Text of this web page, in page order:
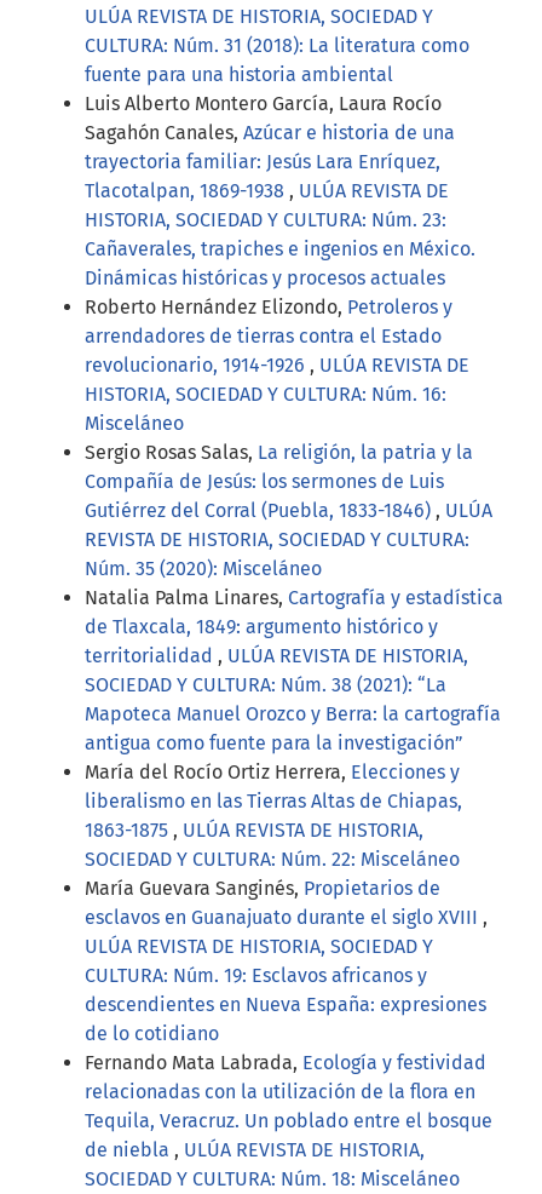
ULÚA REVISTA DE HISTORIA, SOCIEDAD Y
CULTURA: Núm. 31 (2018): La literatura como
fuente para una historia ambiental
Luis Alberto Montero García, Laura Rocío
Sagahón Canales, Azúcar e historia de una
trayectoria familiar: Jesús Lara Enríquez,
Tlacotalpan, 1869-1938 , ULÚA REVISTA DE
HISTORIA, SOCIEDAD Y CULTURA: Núm. 23:
Cañaverales, trapiches e ingenios en México.
Dinámicas históricas y procesos actuales
Roberto Hernández Elizondo, Petroleros y
arrendadores de tierras contra el Estado
revolucionario, 1914-1926 , ULÚA REVISTA DE
HISTORIA, SOCIEDAD Y CULTURA: Núm. 16:
Misceláneo
Sergio Rosas Salas, La religión, la patria y la
Compañía de Jesús: los sermones de Luis
Gutiérrez del Corral (Puebla, 1833-1846) , ULÚA
REVISTA DE HISTORIA, SOCIEDAD Y CULTURA:
Núm. 35 (2020): Misceláneo
Natalia Palma Linares, Cartografía y estadística
de Tlaxcala, 1849: argumento histórico y
territorialidad , ULÚA REVISTA DE HISTORIA,
SOCIEDAD Y CULTURA: Núm. 38 (2021): “La
Mapoteca Manuel Orozco y Berra: la cartografía
antigua como fuente para la investigación”
María del Rocío Ortiz Herrera, Elecciones y
liberalismo en las Tierras Altas de Chiapas,
1863-1875 , ULÚA REVISTA DE HISTORIA,
SOCIEDAD Y CULTURA: Núm. 22: Misceláneo
María Guevara Sanginés, Propietarios de
esclavos en Guanajuato durante el siglo XVIII ,
ULÚA REVISTA DE HISTORIA, SOCIEDAD Y
CULTURA: Núm. 19: Esclavos africanos y
descendientes en Nueva España: expresiones
de lo cotidiano
Fernando Mata Labrada, Ecología y festividad
relacionadas con la utilización de la flora en
Tequila, Veracruz. Un poblado entre el bosque
de niebla , ULÚA REVISTA DE HISTORIA,
SOCIEDAD Y CULTURA: Núm. 18: Misceláneo